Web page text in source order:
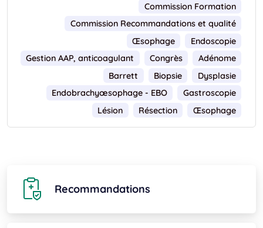
Commission Formation
Commission Recommandations et qualité
Œsophage
Endoscopie
Gestion AAP, anticoagulant
Congrès
Adénome
Barrett
Biopsie
Dysplasie
Endobrachyœsophage - EBO
Gastroscopie
Lésion
Résection Œsophage
Recommandations